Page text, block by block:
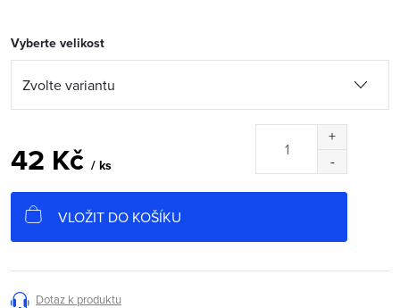
Vyberte velikost
42 Kč / ks
cena:
VLOŽIT DO KOŠÍKU
Dotaz k produktu